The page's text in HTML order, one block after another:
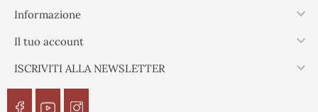
Informazione 
Il tuo account 
ISCRIVITI ALLA NEWSLETTER 